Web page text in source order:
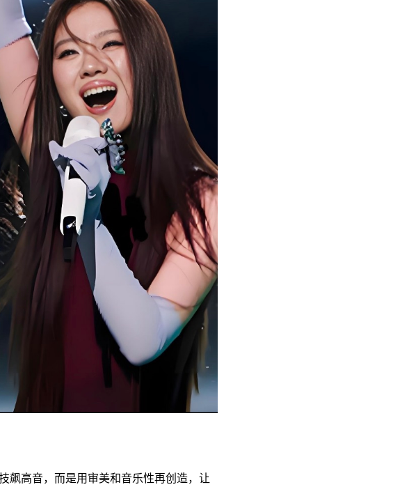
飙高音，而是用审美和音乐性再创造，让